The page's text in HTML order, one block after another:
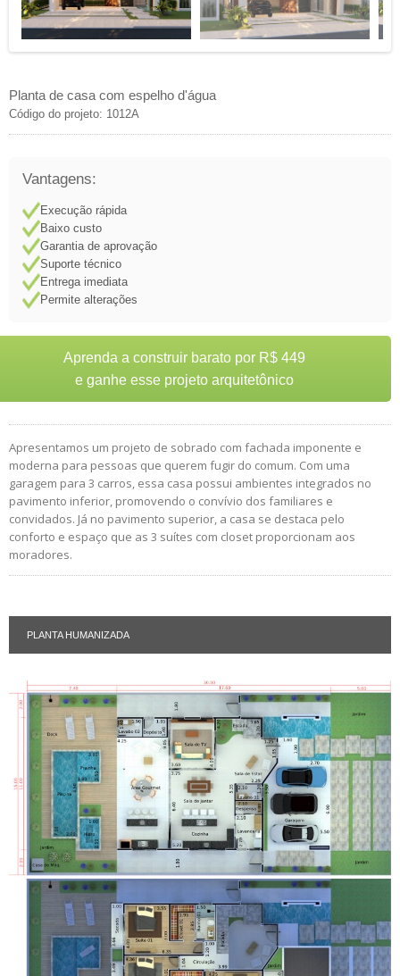
Planta de casa com espelho d'água
Código do projeto: 1012A
Vantagens:
Execução rápida
Baixo custo
Garantia de aprovação
Suporte técnico
Entrega imediata
Permite alterações
Aprenda a construir barato por R$ 449
e ganhe esse projeto arquitetônico
Apresentamos um projeto de sobrado com fachada imponente e
moderna para pessoas que querem fugir do comum. Com uma
garagem para 3 carros, essa casa possui ambientes integrados no
pavimento inferior, promovendo o convívio dos familiares e
convidados. Já no pavimento superior, a casa se destaca pelo
conforto e espaço que as 3 suítes com closet proporcionam aos
moradores.
PLANTA HUMANIZADA